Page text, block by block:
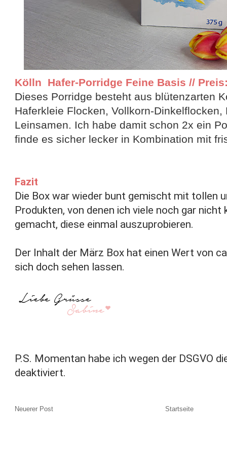
Kölln Hafer-Porridge Feine Basis //
Dieses Porridge besteht aus blütenzarten
Haferkleie Flocken, Vollkorn-Dinkelflocken,
Leinsamen. Ich habe damit schon 2x ein
finde es sicher lecker in Kombination mit
Fazit
Die Box war wieder bunt gemischt mit tollen
Produkten, von denen ich viele noch gar nicht
gemacht, diese einmal auszuprobieren.
Der Inhalt der März Box hat einen Wert von
sich doch sehen lassen.
P.S. Momentan habe ich wegen der DSGVO
deaktiviert.
Neuerer Post Startseite